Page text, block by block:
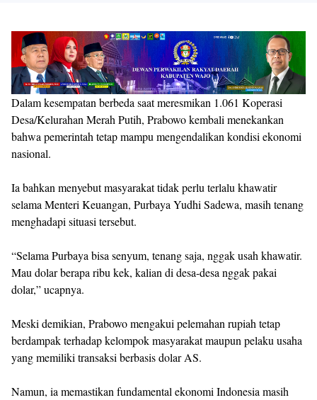
Dalam kesempatan berbeda saat meresmikan 1.061 Koperasi
Desa/Kelurahan Merah Putih, Prabowo kembali menekankan
bahwa pemerintah tetap mampu mengendalikan kondisi ekonomi
nasional.
Ia bahkan menyebut masyarakat tidak perlu terlalu khawatir
selama Menteri Keuangan, Purbaya Yudhi Sadewa, masih tenang
menghadapi situasi tersebut.
“Selama Purbaya bisa senyum, tenang saja, nggak usah khawatir.
Mau dolar berapa ribu kek, kalian di desa-desa nggak pakai
dolar,” ucapnya.
Meski demikian, Prabowo mengakui pelemahan rupiah tetap
berdampak terhadap kelompok masyarakat maupun pelaku usaha
yang memiliki transaksi berbasis dolar AS.
Namun, ia memastikan fundamental ekonomi Indonesia masih